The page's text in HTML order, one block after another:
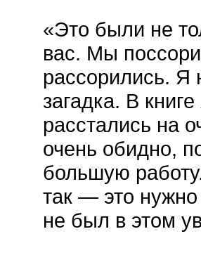
«Это были не
вас. Мы
рассорились. Я
загадка. В
расстались на
очень обидно,
большую
так — это
не был в этом